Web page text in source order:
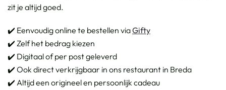
zit je altijd goed.
✔️ Eenvoudig online te bestellen viaGifty
✔️ Zelf het bedrag kiezen
✔️ Digitaal of per post geleverd
✔️ Ook direct verkrijgbaar in ons restaurant in Breda
✔️ Altijd een origineel en persoonlijk cadeau